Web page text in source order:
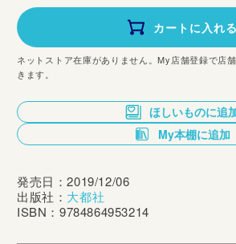
価
格
カートに入れる
ネットストア在庫がありません。My店舗登録で店
きます。
ほしいものに追
My本棚に追加
発売日：2019/12/06
出版社： 大都社
ISBN：9784864953214